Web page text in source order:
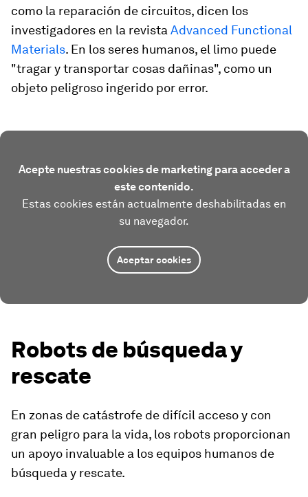
como la reparación de circuitos, dicen los
investigadores en la revista Advanced Functional
Materials. En los seres humanos, el limo puede
"tragar y transportar cosas dañinas", como un
objeto peligroso ingerido por error.
Acepte nuestras cookies de marketing para acceder a
este contenido.
Estas cookies están actualmente deshabilitadas en
su navegador.
Aceptar cookies
Robots de búsqueda y
rescate
En zonas de catástrofe de difícil acceso y con
gran peligro para la vida, los robots proporcionan
un apoyo invaluable a los equipos humanos de
búsqueda y rescate.